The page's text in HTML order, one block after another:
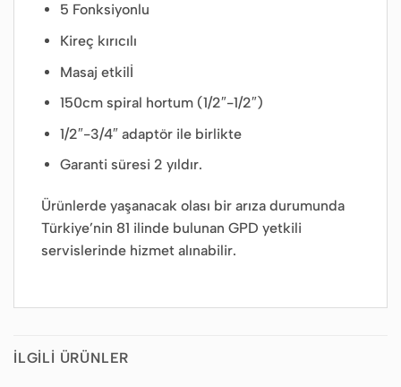
5 Fonksiyonlu
Kireç kırıcılı
Masaj etkilİ
150cm spiral hortum (1/2″-1/2″)
1/2″-3/4″ adaptör ile birlikte
Garanti süresi 2 yıldır.
Ürünlerde yaşanacak olası bir arıza durumunda
Türkiye’nin 81 ilinde bulunan GPD yetkili
servislerinde hizmet alınabilir.
İLGILI ÜRÜNLER